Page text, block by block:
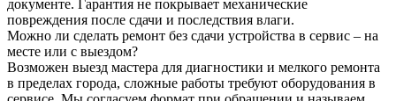
документе. Гарантия не покрывает механические
повреждения после сдачи и последствия влаги.
Можно ли сделать ремонт без сдачи устройства в сервис – на
месте или с выездом?
Возможен выезд мастера для диагностики и мелкого ремонта
в пределах города, сложные работы требуют оборудования в